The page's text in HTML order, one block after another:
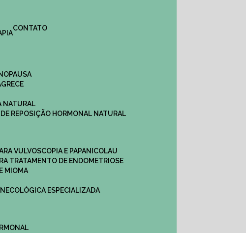
CONTATO
NATURAL
DE REPOSIÇÃO HORMONAL NATURAL
VULVOSCOPIA E PAPANICOLAU
TRATAMENTO DE ENDOMETRIOSE
MIOMA
ESPECIALIZADA